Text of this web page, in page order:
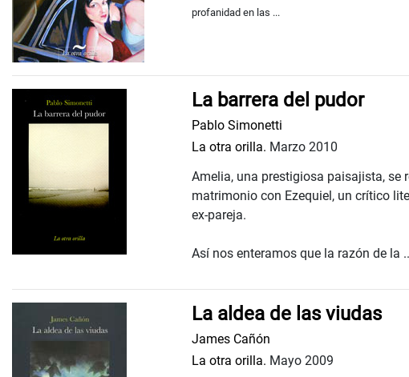
profanidad en las ...
La barrera del pudor
Pablo Simonetti
La otra orilla. Marzo 2010
Amelia, una prestigiosa paisajista, se
matrimonio con Ezequiel, un crítico
ex-pareja.
Así nos enteramos que la razón de la
La aldea de las viudas
James Cañón
La otra orilla. Mayo 2009